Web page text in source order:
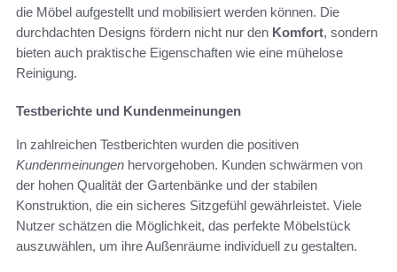
die Möbel aufgestellt und mobilisiert werden können. Die
durchdachten Designs fördern nicht nur den Komfort, sondern
bieten auch praktische Eigenschaften wie eine mühelose
Reinigung.
Testberichte und Kundenmeinungen
In zahlreichen Testberichten wurden die positiven
Kundenmeinungen hervorgehoben. Kunden schwärmen von
der hohen Qualität der Gartenbänke und der stabilen
Konstruktion, die ein sicheres Sitzgefühl gewährleistet. Viele
Nutzer schätzen die Möglichkeit, das perfekte Möbelstück
auszuwählen, um ihre Außenräume individuell zu gestalten.